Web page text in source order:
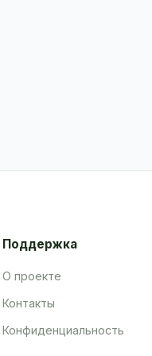
Поддержка
О проекте
Контакты
Конфиденциальность